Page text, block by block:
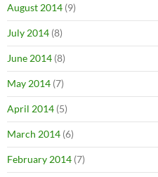
August 2014 (9)
July 2014 (8)
June 2014 (8)
May 2014 (7)
April 2014 (5)
March 2014 (6)
February 2014 (7)